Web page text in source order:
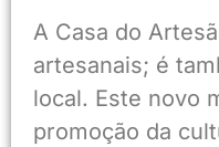
A Casa do
artesanais; é
local. Este novo
promoção da